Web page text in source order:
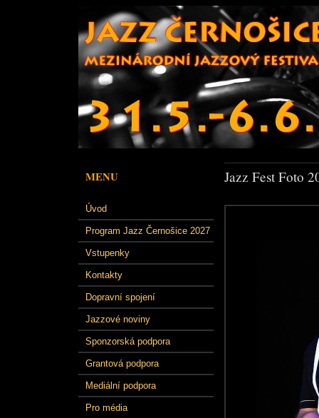
MENU
Úvod
Program Jazz Černošice 2027
Vstupenky
Kontakty
Dopravní spojení
Jazzové noviny
Sponzorská podpora
Grantová podpora
Mediální podpora
Pro média
Jazz Fest Foto